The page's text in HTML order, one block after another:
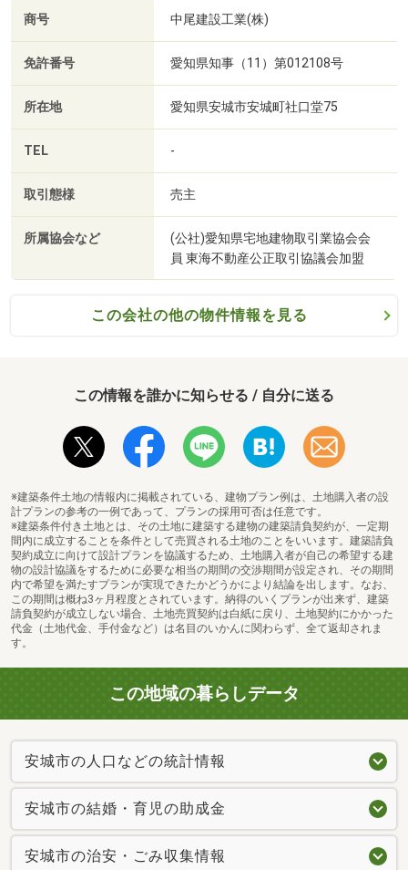
桜井南公園まで600m
商号 中尾建設工業(株)
免許番号 愛知県知事（11）第012108号
所在地 愛知県安城市安城町社口堂75
TEL -
取引態様 売主
所属協会など
(公社)愛知県宅地建物取引業協会会
員 東海不動産公正取引協議会加盟
この会社の他の物件情報を見る
この情報を誰かに知らせる / 自分に送る
※建築条件土地の情報内に掲載されている、建物プラン例は、土地購入者の設
計プランの参考の一例であって、プランの採用可否は任意です。
※建築条件付き土地とは、その土地に建築する建物の建築請負契約が、一定期
間内に成立することを条件として売買される土地のことをいいます。建築請負
契約成立に向けて設計プランを協議するため、土地購入者が自己の希望する建
物の設計協議をするために必要な相当の期間の交渉期間が設定され、その期間
内で希望を満たすプランが実現できたかどうかにより結論を出します。なお、
この期間は概ね3ヶ月程度とされています。納得のいくプランが出来ず、建築
請負契約が成立しない場合、土地売買契約は白紙に戻り、土地契約にかかった
代金（土地代金、手付金など）は名目のいかんに関わらず、全て返却されま
す。
この地域の暮らしデータ
安城市の人口などの統計情報
安城市の結婚・育児の助成金
安城市の治安・ごみ収集情報